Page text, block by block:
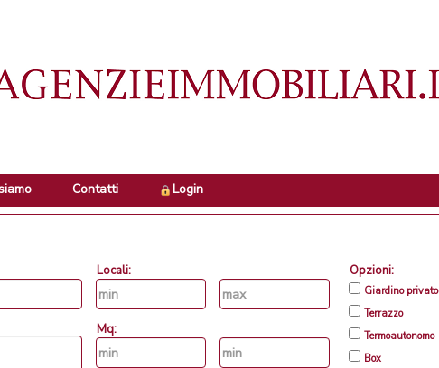
Contatti Login
Locali:
Mq:
Opzioni:
Giardino privato
Terrazzo
Termoautonomo
Box